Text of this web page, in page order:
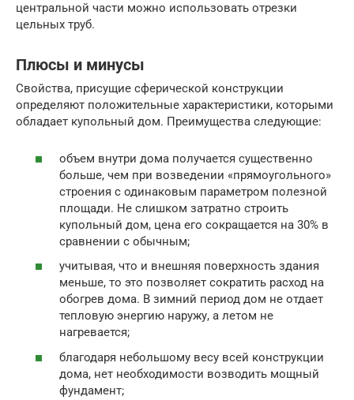
центральной части можно использовать отрезки
цельных труб.
Плюсы и минусы
Свойства, присущие сферической конструкции
определяют положительные характеристики, которыми
обладает купольный дом. Преимущества следующие:
объем внутри дома получается существенно
больше, чем при возведении «прямоугольного»
строения с одинаковым параметром полезной
площади. Не слишком затратно строить
купольный дом, цена его сокращается на 30% в
сравнении с обычным;
учитывая, что и внешняя поверхность здания
меньше, то это позволяет сократить расход на
обогрев дома. В зимний период дом не отдает
тепловую энергию наружу, а летом не
нагревается;
благодаря небольшому весу всей конструкции
дома, нет необходимости возводить мощный
фундамент;